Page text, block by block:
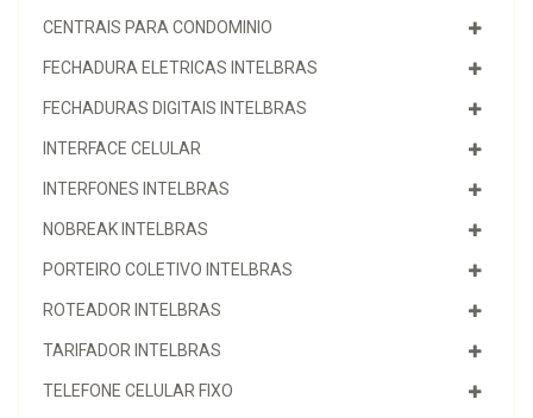
CENTRAIS PARA CONDOMINIO
FECHADURA ELETRICAS INTELBRAS
FECHADURAS DIGITAIS INTELBRAS
INTERFACE CELULAR
INTERFONES INTELBRAS
NOBREAK INTELBRAS
PORTEIRO COLETIVO INTELBRAS
ROTEADOR INTELBRAS
TARIFADOR INTELBRAS
TELEFONE CELULAR FIXO